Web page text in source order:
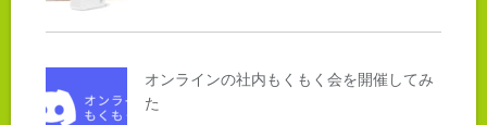
オンラインの社内もくもく会を開催してみ
た